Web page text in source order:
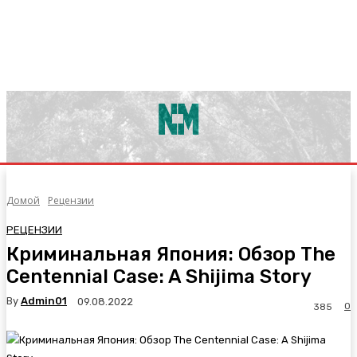
Домой Рецензии
РЕЦЕНЗИИ
Криминальная Япония: Обзор The
Centennial Case: A Shijima Story
By Admin01 09.08.2022 0
385